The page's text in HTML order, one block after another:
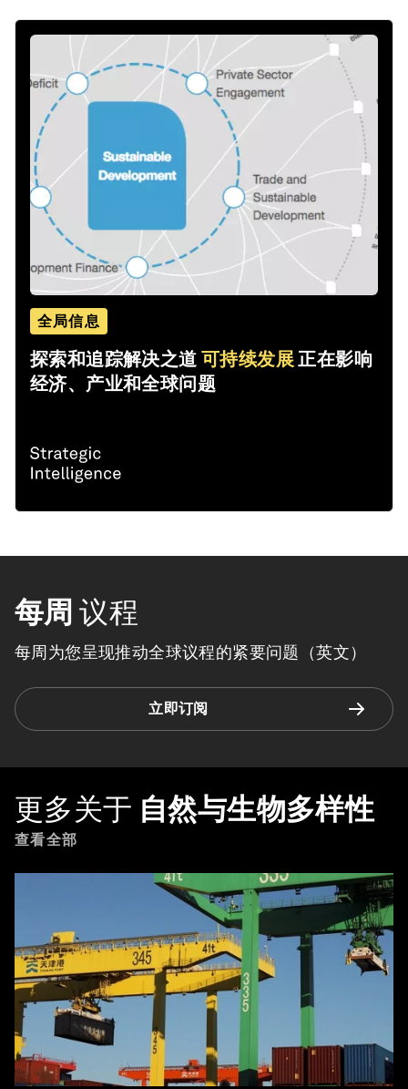
全局信息
探索和追踪解决之道可持续发展正在影响
经济、产业和全球问题
每周 议程
每周为您呈现推动全球议程的紧要问题（英文）
立即订阅
更多关于 自然与生物多样性
查看全部